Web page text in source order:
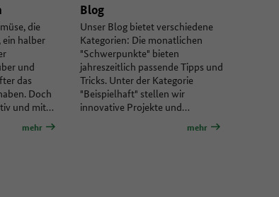
die
halber
und
das
Doch
und mit…
mehr
Blog
Unser Blog bietet verschiedene
Kategorien: Die monatlichen
"Schwerpunkte" bieten
jahreszeitlich passende Tipps und
Tricks. Unter der Kategorie
"Beispielhaft" stellen wir
innovative Projekte und…
mehr